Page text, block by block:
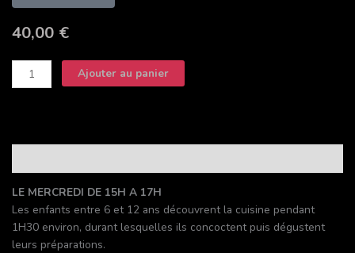
40,00 €
quantité
de
Ajouter au panier
LE MERCREDI DE 15H A 17H
Les enfants entre 6 et 12 ans découvrent la cuisine pendant
1H30 environ, durant lesquelles ils concoctent puis dégustent
leurs préparations.